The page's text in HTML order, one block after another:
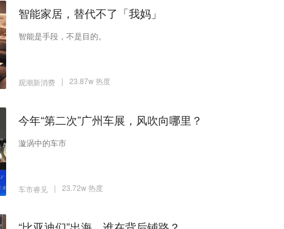
智能家居，替代不了「我妈」
智能是手段，不是目的。
观潮新消费 | 23.87w 热度
今年“第二次”广州车展，风吹向哪里？
漩涡中的车市
车市睿见 | 23.72w 热度